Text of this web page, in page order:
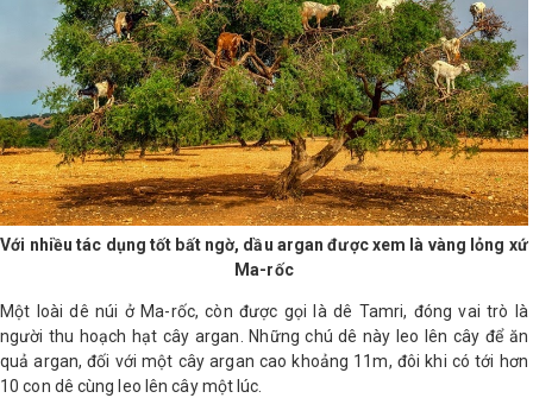
Với nhiều tác dụng tốt bất ngờ, dầu argan được xem là vàng lỏng xứ
Ma-rốc
Một loài dê núi ở Ma-rốc, còn được gọi là dê Tamri, đóng vai trò là
người thu hoạch hạt cây argan. Những chú dê này leo lên cây để ăn
quả argan, đối với một cây argan cao khoảng 11m, đôi khi có tới hơn
10 con dê cùng leo lên cây một lúc.